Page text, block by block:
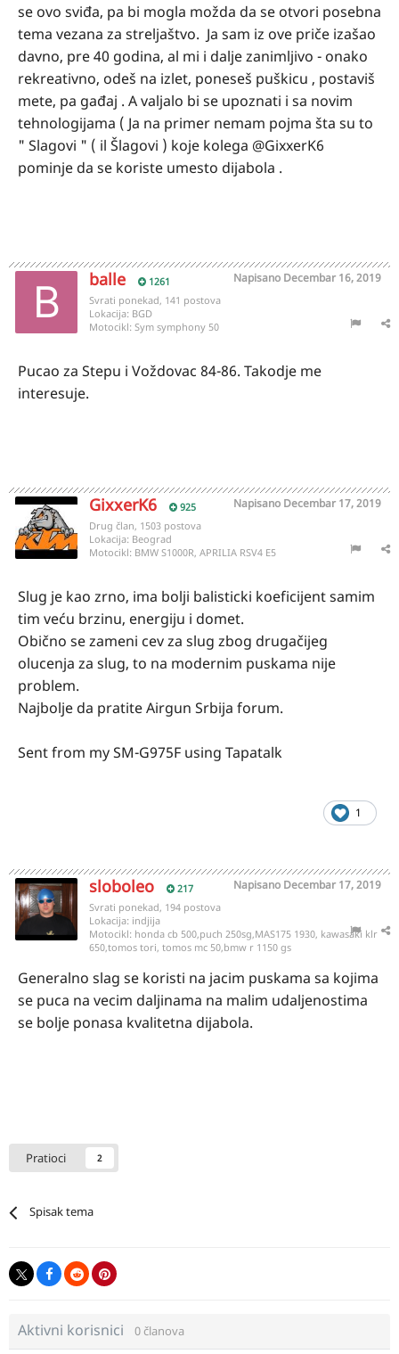
se ovo sviđa, pa bi mogla možda da se otvori posebna
tema vezana za streljaštvo. Ja sam iz ove priče izašao
davno, pre 40 godina, al mi i dalje zanimljivo - onako
rekreativno, odeš na izlet, poneseš puškicu , postaviš
mete, pa gađaj . A valjalo bi se upoznati i sa novim
tehnologijama ( Ja na primer nemam pojma šta su to
" Slagovi " ( il Šlagovi ) koje kolega @GixxerK6
pominje da se koriste umesto dijabola .
balle 1261 Napisano Decembar 16, 2019
Svrati ponekad, 141 postova
Lokacija: BGD
Motocikl: Sym symphony 50
Pucao za Stepu i Voždovac 84-86. Takodje me
interesuje.
GixxerK6 925 Napisano Decembar 17, 2019
Drug član, 1503 postova
Lokacija: Beograd
Motocikl: BMW S1000R, APRILIA RSV4 E5
Slug je kao zrno, ima bolji balisticki koeficijent samim
tim veću brzinu, energiju i domet.
Obično se zameni cev za slug zbog drugačijeg
olucenja za slug, to na modernim puskama nije
problem.
Najbolje da pratite Airgun Srbija forum.
Sent from my SM-G975F using Tapatalk
1
sloboleo 217 Napisano Decembar 17, 2019
Svrati ponekad, 194 postova
Lokacija: indjija
Motocikl: honda cb 500,puch 250sg,MAS175 1930, kawasaki klr
650,tomos tori, tomos mc 50,bmw r 1150 gs
Generalno slag se koristi na jacim puskama sa kojima
se puca na vecim daljinama na malim udaljenostima
se bolje ponasa kvalitetna dijabola.
Pratioci 2
Spisak tema
Aktivni korisnici 0 članova